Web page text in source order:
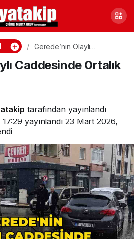
Gerede’nin Olaylı
Karıştı
Caddesinde Ortalık
tarafından yayınlandı
yayınlandı 23 Mart 2026,
Paylaş